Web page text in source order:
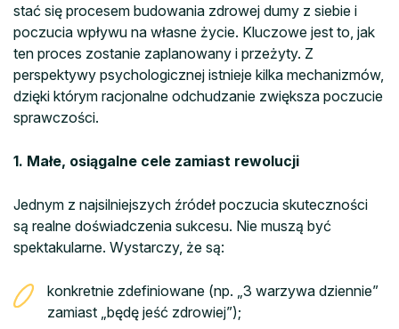
stać się procesem budowania zdrowej dumy z siebie i
poczucia wpływu na własne życie. Kluczowe jest to, jak
ten proces zostanie zaplanowany i przeżyty. Z
perspektywy psychologicznej istnieje kilka mechanizmów,
dzięki którym racjonalne odchudzanie zwiększa poczucie
sprawczości.
1. Małe, osiągalne cele zamiast rewolucji
Jednym z najsilniejszych źródeł poczucia skuteczności
są realne doświadczenia sukcesu. Nie muszą być
spektakularne. Wystarczy, że są:
konkretnie zdefiniowane (np. „3 warzywa dziennie”
zamiast „będę jeść zdrowiej”);